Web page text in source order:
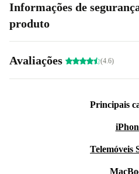
Informações de
produto
Avaliações (4.6)
Principais
Telemóveis